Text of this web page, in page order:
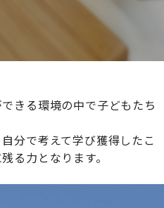
きる環境の中で子どもたち
分で考えて学び獲得したこ
る力となります。